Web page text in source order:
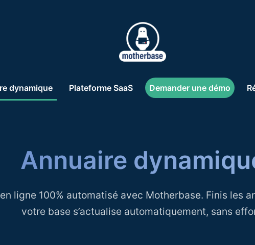
dynamique Plateforme SaaS Demander une démo
Annuaire
ligne 100% automatisé avec Motherbase. Finis les
votre base s’actualise automatiquement, sans